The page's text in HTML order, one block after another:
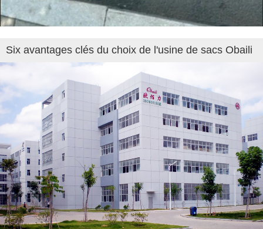
Six avantages clés du choix de l'usine de sacs Obaili